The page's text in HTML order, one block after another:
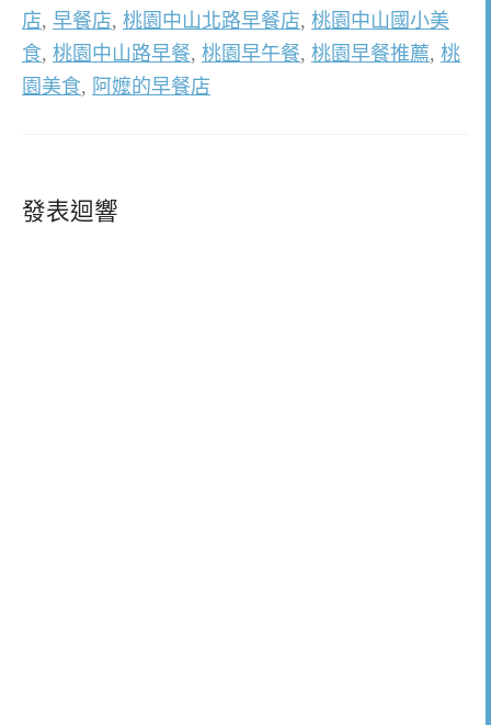
店, 早餐店, 桃園中山北路早餐店, 桃園中山國小美
食, 桃園中山路早餐, 桃園早午餐, 桃園早餐推薦, 桃
園美食, 阿嬤的早餐店
發表迴響